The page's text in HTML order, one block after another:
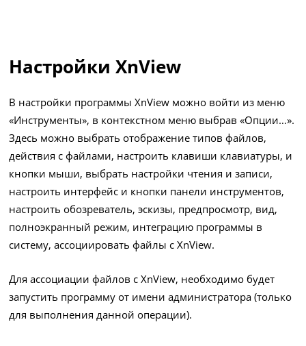
Настройки XnView
В настройки программы XnView можно войти из меню
«Инструменты», в контекстном меню выбрав «Опции…».
Здесь можно выбрать отображение типов файлов,
действия с файлами, настроить клавиши клавиатуры, и
кнопки мыши, выбрать настройки чтения и записи,
настроить интерфейс и кнопки панели инструментов,
настроить обозреватель, эскизы, предпросмотр, вид,
полноэкранный режим, интеграцию программы в
систему, ассоциировать файлы с XnView.
Для ассоциации файлов с XnView, необходимо будет
запустить программу от имени администратора (только
для выполнения данной операции).